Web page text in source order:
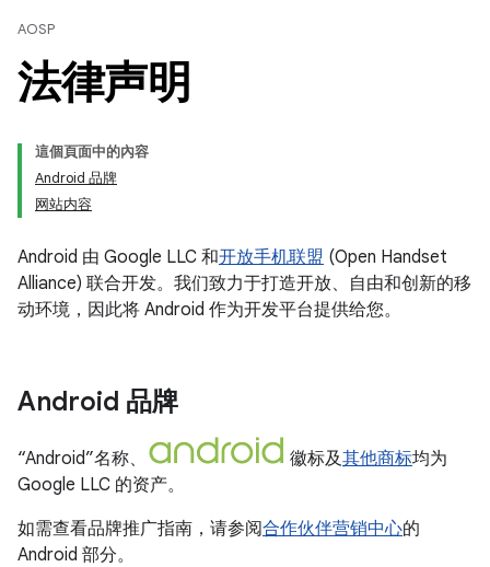
AOSP
法律声明
這個頁面中的內容
Android 品牌
网站内容
Android 由 Google LLC 和开放手机联盟 (Open Handset
Alliance) 联合开发。我们致力于打造开放、自由和创新的移
动环境，因此将 Android 作为开发平台提供给您。
Android 品牌
“Android”名称、 徽标及其他商标均为
Google LLC 的资产。
如需查看品牌推广指南，请参阅合作伙伴营销中心的
Android 部分。